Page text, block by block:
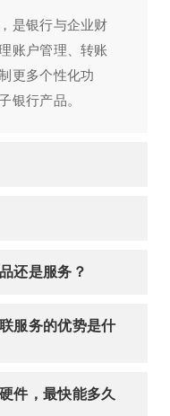
是银行与企业财
账户管理、转账
更多个性化功
银行产品。
还是服务？
服务的优势是什
件，最快能多久